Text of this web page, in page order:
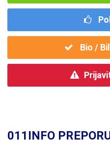
Bio /
011INFO